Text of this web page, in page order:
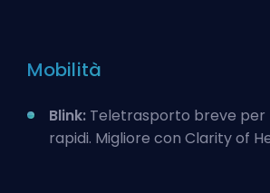
Mobilità
Blink: Teletrasporto breve per
rapidi. Migliore con Clarity of